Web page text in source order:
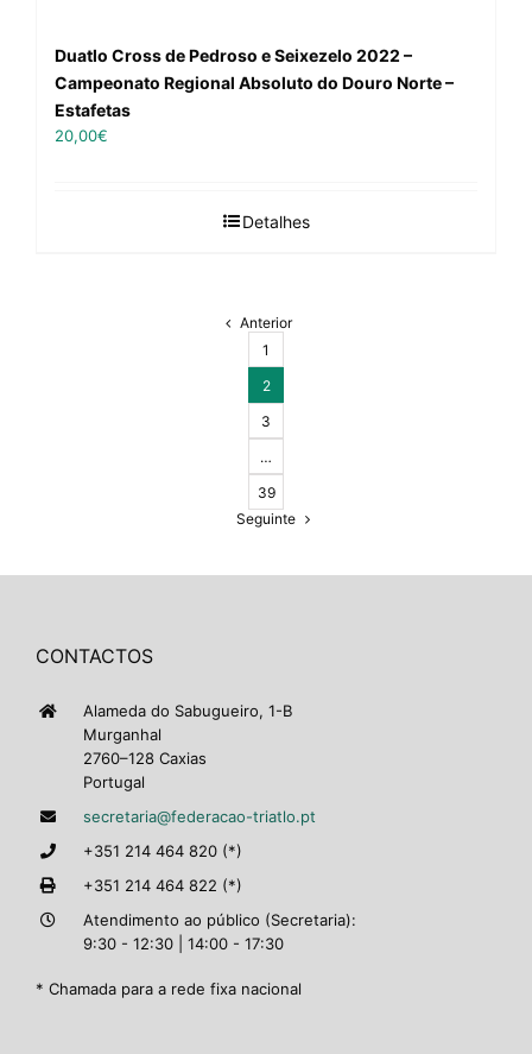
Duatlo Cross de Pedroso e Seixezelo 2022 –
Campeonato Regional Absoluto do Douro Norte –
Estafetas
20,00€
Detalhes
Anterior
1
2
3
…
39
Seguinte
CONTACTOS
Alameda do Sabugueiro, 1-B
Murganhal
2760–128 Caxias
Portugal
secretaria@federacao-triatlo.pt
+351 214 464 820 (*)
+351 214 464 822 (*)
Atendimento ao público (Secretaria):
9:30 - 12:30 | 14:00 - 17:30
* Chamada para a rede fixa nacional